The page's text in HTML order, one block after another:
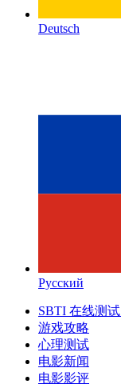
Deutsch
Русский
SBTI 在线测试
游戏攻略
心理测试
电影新闻
电影影评